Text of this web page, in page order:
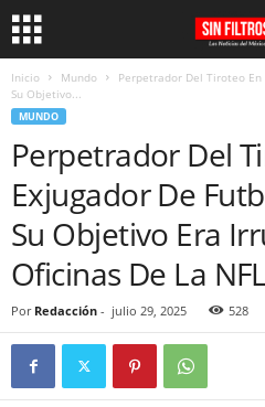
Inicio Mundo
Perpetrador Del Tiroteo En
Su Objetivo...
MUNDO
Perpetrador Del
Exjugador De
Su Objetivo Era
Oficinas De La NFL
Por Redacción - julio 29, 2025 528